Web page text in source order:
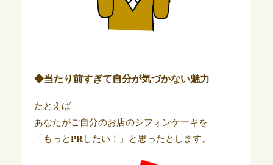
◆当たり前すぎて自分が気づかない魅力
たとえば
あなたがご自分のお店のシフォンケーキを
「もっとPR したい！」と思ったとします。